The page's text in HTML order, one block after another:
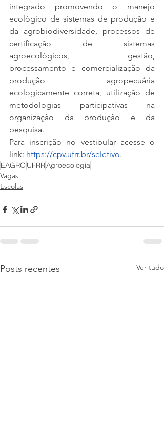
integrado promovendo o manejo
ecológico de sistemas de produção e
da agrobiodiversidade, processos de
certificação de sistemas
agroecológicos, gestão,
processamento e comercialização da
produção agropecuária
ecologicamente correta, utilização de
metodologias participativas na
organização da produção e da
pesquisa.
Para inscrição no vestibular acesse o
link: https://cpv.ufrr.br/seletivo.
EAGRO UFRRAgroecologia
Vagas
Escolas
Posts recentes Ver tudo